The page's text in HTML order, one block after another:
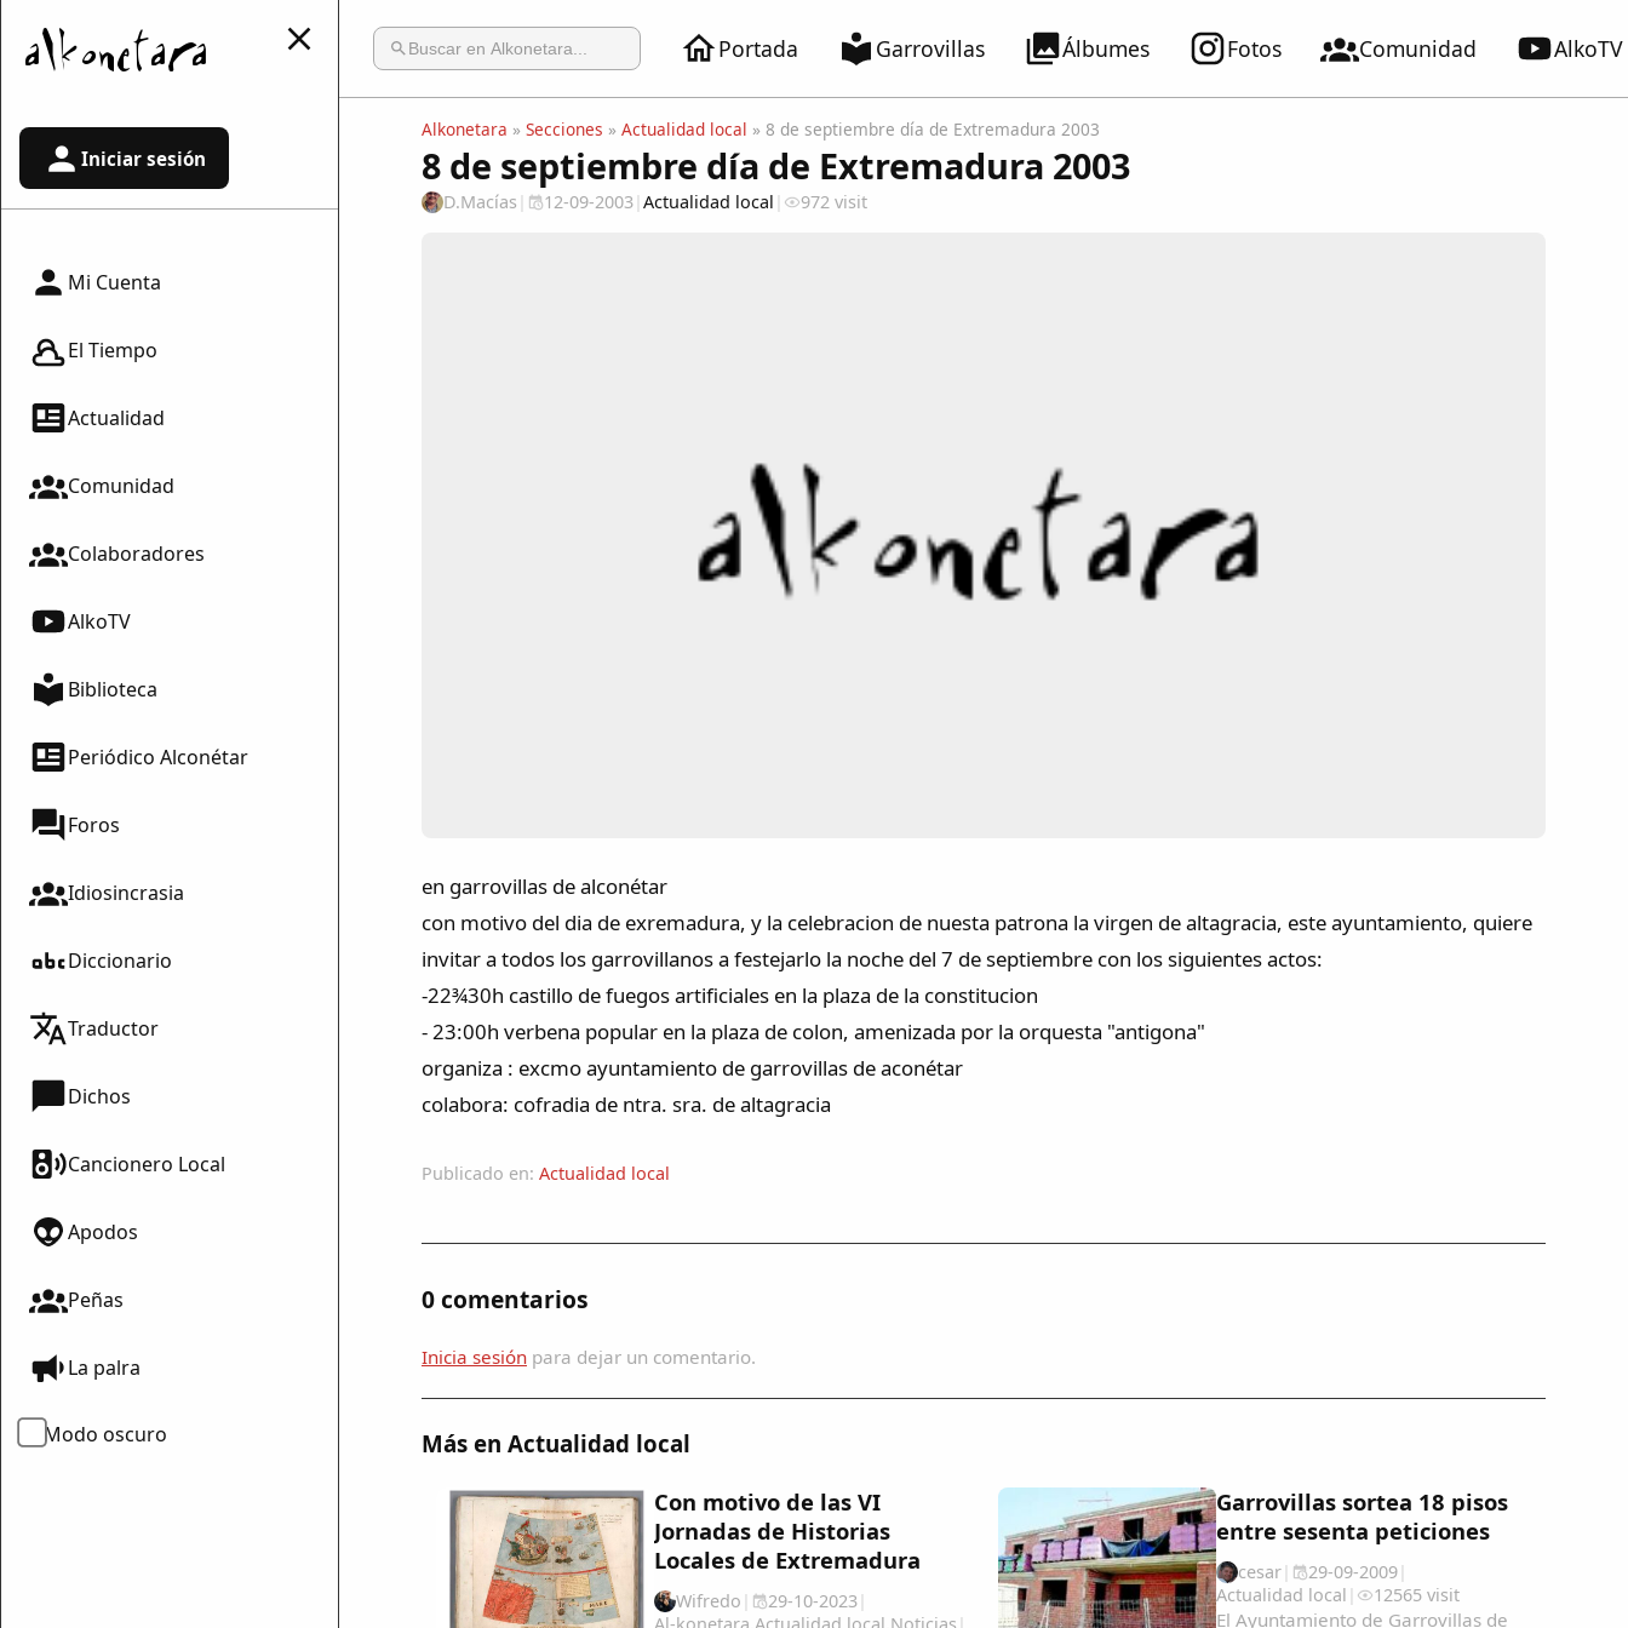
Portada Garrovillas Álbumes Fotos Comunidad AlkoTV
Iniciar sesión
Mi Cuenta
El Tiempo
Actualidad
Comunidad
Colaboradores
AlkoTV
Biblioteca
Periódico Alconétar
Foros
Idiosincrasia
Diccionario
Traductor
Dichos
Cancionero Local
Apodos
Peñas
La palra
Modo oscuro
Alkonetara » Secciones » Actualidad local » 8 de septiembre día de Extremadura 2003
8 de septiembre día de Extremadura 2003
D.Macías | 12-09-2003| Actualidad local | 972 visit
en garrovillas de alconétar
con motivo del dia de exremadura, y la celebracion de nuesta patrona la virgen de altagracia, este ayuntamiento, quiere
invitar a todos los garrovillanos a festejarlo la noche del 7 de septiembre con los siguientes actos:
-22¾30h castillo de fuegos artificiales en la plaza de la constitucion
- 23:00h verbena popular en la plaza de colon, amenizada por la orquesta "antigona"
organiza : excmo ayuntamiento de garrovillas de aconétar
colabora: cofradia de ntra. sra. de altagracia
Publicado en: Actualidad local
0 comentarios
Inicia sesión para dejar un comentario.
Más en Actualidad local
Con motivo de las VI
Jornadas de Historias
Locales de Extremadura
Wifredo | 29-10-2023|
Garrovillas sortea 18 pisos
entre sesenta peticiones
cesar| 29-09-2009|
Actualidad local | 12565 visit
El Ayuntamiento de Garrovillas de